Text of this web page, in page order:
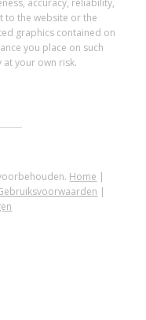
to the website or the
graphics contained on
you place on such
your own risk.
Home |
|